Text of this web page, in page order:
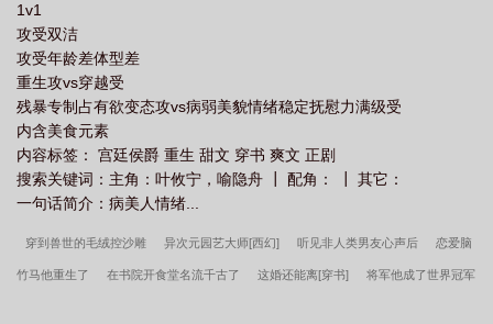
1v1
攻受双洁
攻受年龄差体型差
重生攻vs穿越受
残暴专制占有欲变态攻vs病弱美貌情绪稳定抚慰力满级受
内含美食元素
内容标签： 宫廷侯爵 重生 甜文 穿书 爽文 正剧
搜索关键词：主角：叶攸宁，喻隐舟 ┃ 配角： ┃ 其它：
一句话简介：病美人情绪...
穿到兽世的毛绒控沙雕 异次元园艺大师[西幻] 听见非人类男友心声后 恋爱脑
竹马他重生了 在书院开食堂名流千古了 这婚还能离[穿书] 将军他成了世界冠军